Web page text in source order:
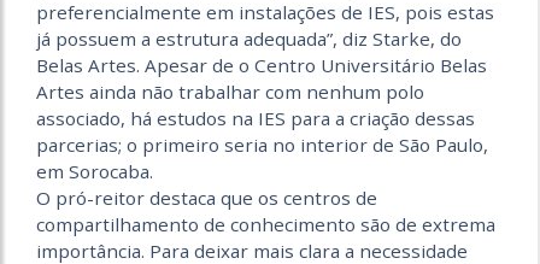
preferencialmente em instalações de IES, pois estas
já possuem a estrutura adequada”, diz Starke, do
Belas Artes. Apesar de o Centro Universitário Belas
Artes ainda não trabalhar com nenhum polo
associado, há estudos na IES para a criação dessas
parcerias; o primeiro seria no interior de São Paulo,
em Sorocaba.
O pró-reitor destaca que os centros de
compartilhamento de conhecimento são de extrema
importância. Para deixar mais clara a necessidade